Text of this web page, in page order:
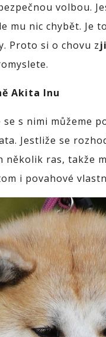
volbou.
nic chybět. Je
Proto si o chovu z
Akita Inu
s nimi můžeme
Jestliže se
ras, takže
i povahové